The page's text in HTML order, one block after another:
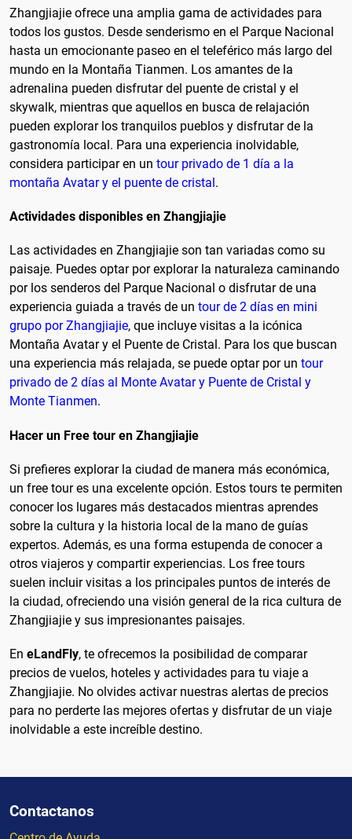
Zhangjiajie ofrece una amplia gama de actividades para
todos los gustos. Desde senderismo en el Parque Nacional
hasta un emocionante paseo en el teleférico más largo del
mundo en la Montaña Tianmen. Los amantes de la
adrenalina pueden disfrutar del puente de cristal y el
skywalk, mientras que aquellos en busca de relajación
pueden explorar los tranquilos pueblos y disfrutar de la
gastronomía local. Para una experiencia inolvidable,
considera participar en un tour privado de 1 día a la
montaña Avatar y el puente de cristal.
Actividades disponibles en Zhangjiajie
Las actividades en Zhangjiajie son tan variadas como su
paisaje. Puedes optar por explorar la naturaleza caminando
por los senderos del Parque Nacional o disfrutar de una
experiencia guiada a través de un tour de 2 días en mini
grupo por Zhangjiajie, que incluye visitas a la icónica
Montaña Avatar y el Puente de Cristal. Para los que buscan
una experiencia más relajada, se puede optar por un tour
privado de 2 días al Monte Avatar y Puente de Cristal y
Monte Tianmen.
Hacer un Free tour en Zhangjiajie
Si prefieres explorar la ciudad de manera más económica,
un free tour es una excelente opción. Estos tours te permiten
conocer los lugares más destacados mientras aprendes
sobre la cultura y la historia local de la mano de guías
expertos. Además, es una forma estupenda de conocer a
otros viajeros y compartir experiencias. Los free tours
suelen incluir visitas a los principales puntos de interés de
la ciudad, ofreciendo una visión general de la rica cultura de
Zhangjiajie y sus impresionantes paisajes.
En eLandFly, te ofrecemos la posibilidad de comparar
precios de vuelos, hoteles y actividades para tu viaje a
Zhangjiajie. No olvides activar nuestras alertas de precios
para no perderte las mejores ofertas y disfrutar de un viaje
inolvidable a este increíble destino.
Contactanos